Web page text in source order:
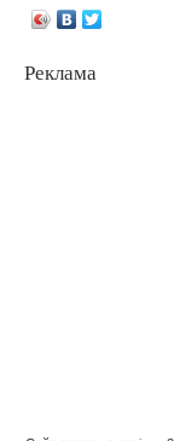
Реклама